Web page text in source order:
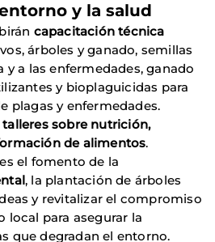
y la salud
capacitación técnica
árboles y ganado, semillas
y a las enfermedades, ganado
y bioplaguicidas para
plagas y enfermedades.
talleres sobre nutrición,
de alimentos.
el fomento de la
, la plantación de árboles
y revitalizar el compromiso
local para asegurar la
que degradan el entorno.